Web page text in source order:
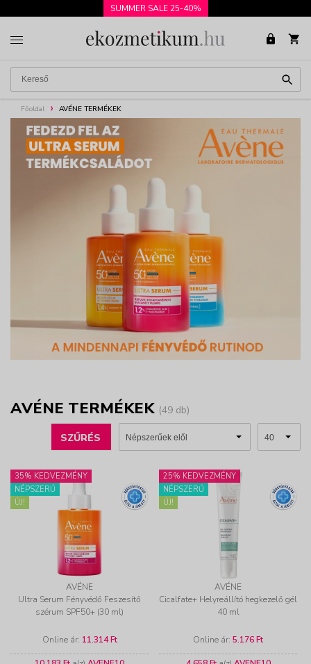
SUMMER SALE 25-40%
Főoldal AVÉNE TERMÉKEK
AVÉNE TERMÉKEK (49 db)
SZŰRÉS
35% KEDVEZMÉNY
NÉPSZERŰ
ÚJ!
AVÉNE
Ultra Serum Fényvédő Feszesítő
szérum SPF50+ (30 ml)
Online ár: 11.314 Ft
25% KEDVEZMÉNY
NÉPSZERŰ
ÚJ!
AVÉNE
Cicalfate+ Helyreállító hegkezelő gél
40 ml
Online ár: 5.176 Ft